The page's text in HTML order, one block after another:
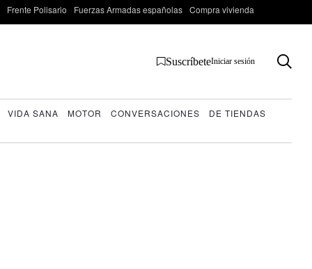
Frente Polisario Fuerzas Armadas españolas Compra vivienda
SuscríbeteIniciar sesión
VIDA SANA MOTOR CONVERSACIONES
DE TIENDAS